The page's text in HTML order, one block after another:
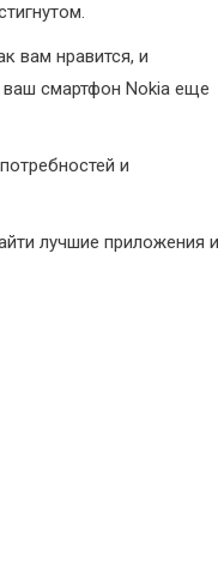
вам нравится, и
смартфон Nokia еще
и
лучшие приложения и